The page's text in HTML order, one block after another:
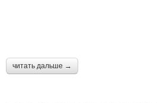
читать дальше →